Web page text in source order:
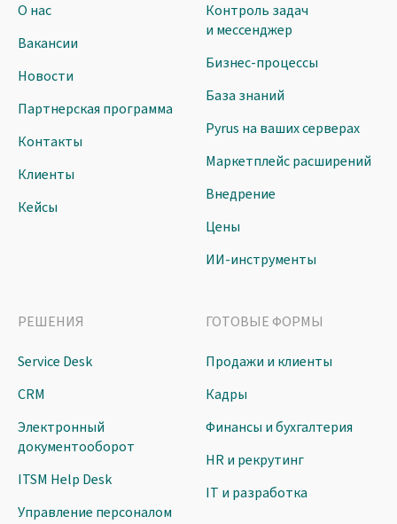
О нас
Вакансии
Новости
Партнерская программа
Контакты
Клиенты
Кейсы
Контроль задач
и мессенджер
Бизнес-процессы
База знаний
Pyrus на ваших серверах
Маркетплейс расширений
Внедрение
Цены
ИИ-инструменты
РЕШЕНИЯ
Service Desk
CRM
Электронный
документооборот
ITSM Help Desk
Управление персоналом
ГОТОВЫЕ ФОРМЫ
Продажи и клиенты
Кадры
Финансы и бухгалтерия
HR и рекрутинг
IT и разработка